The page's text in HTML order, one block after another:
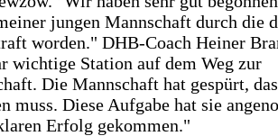
jungen Mannschaft durch die
worden." DHB-Coach Heiner
wichtige Station auf dem Weg zur
Die Mannschaft hat gespürt,
muss. Diese Aufgabe hat sie
Erfolg gekommen."